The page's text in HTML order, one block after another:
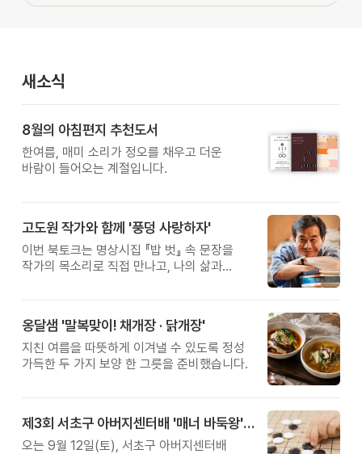
새소식
8월의 아침편지 추천도서
한여름, 매미 소리가 정오를 채우고 더운
바람이 들어오는 계절입니다.
고도원 작가와 함께 '풍덩 사랑하자'
이번 북토크는 명상시집 『밥 벗』 속 문장을
작가의 목소리로 직접 만나고, 나의 삶과
옹달샘 '말복맞이! 채개장 · 닭개장'
지친 여름을 따뜻하게 이겨낼 수 있도록 정성
가득한 두 가지 보양 한 그릇을 준비했습니다.
제3회 서초구 아버지센터배 '매너 바둑왕' 대회
오는 9월 12일(토), 서초구 아버지센터배